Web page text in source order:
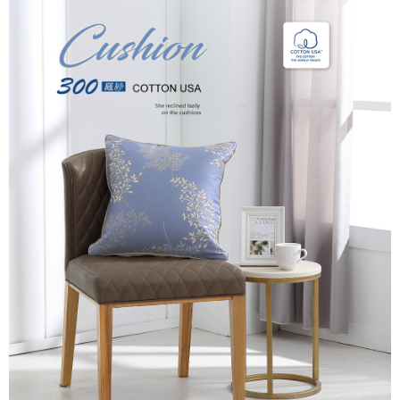
※ 交易是否成功請以「AFTEE先享後付 」之結帳頁面顯示為準，若有關於
是否繳費成功／繳費後需取消欲退款等相關疑問，請聯繫「AFTEE先享後付
客戶支援中心」https://netprotections.freshdesk.com/support/home
【注意事項】
１．透過由恩沛科技股份有限公司提供之「AFTEE先享後付」服務完成之交
易，需依本服務之必要範圍內提供個人資料，並將交易相關給付款項請求債
權轉讓予恩沛科技股份有限公司。
２．關於個人資料處理事宜，請瀏覽以下網址：
https://aftee.tw/terms/#terms3
３．未成年的使用者請事先徵得法定代理人或監護人之同意方可使用
「AFTEE先享後付」，若未經同意申辦者引起之損失，本公司不負相關責
４．使用「AFTEE先享後付」時，將依據個別帳號之用戶狀況，依本公司即
時審查核予不同之上限額度；若仍有額度不足之情形，本公司將視審查結果
請求用戶進行身份認證。
５．嚴禁一人註冊多個帳號或使用他人資訊註冊。若發現惡意使用之情形，
恩沛科技股份有限公司將有權停止該用戶之使用額度並採取法律行動。
付款後7-11取貨
每筆NT$60，滿NT$499(含以上)免運費
每筆NT$100，滿NT$499(含以上)免運費
離島宅配
每筆NT$100，滿NT$499(含以上)免運費